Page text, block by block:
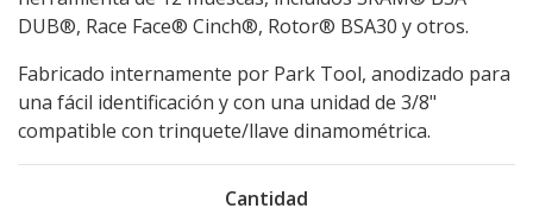
DUB®, Race Face® Cinch®, Rotor® BSA30 y otros.
Fabricado internamente por Park Tool, anodizado para
una fácil identificación y con una unidad de 3/8"
compatible con trinquete/llave dinamométrica.
Cantidad